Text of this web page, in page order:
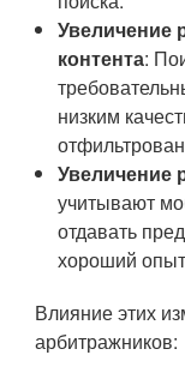
Увеличение
контента:
низким
Увеличение
учитывают
отдавать
хороший
Влияние этих
арбитражников: